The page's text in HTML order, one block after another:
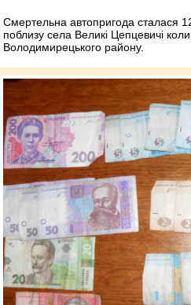
Смертельна автопригода сталася
поблизу села Великі Цепцевичі
Володимирецького району.